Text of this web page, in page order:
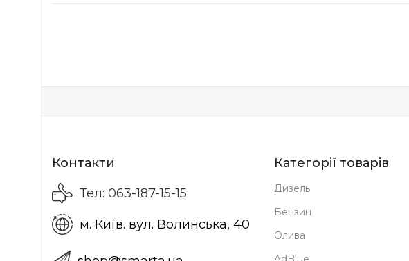
Контакти
Тел: 063-187-15-15
м. Київ. вул. Волинська, 40
Категорії товарів
Дизель
Бензин
Олива